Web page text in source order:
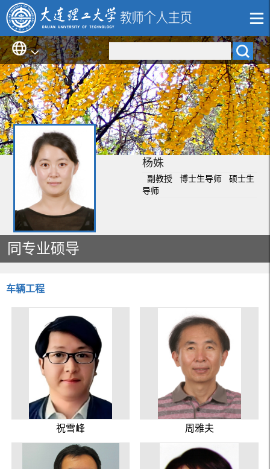
杨姝
副教授 博士生导师 硕士生
导师
同专业硕导
车辆工程
祝雪峰 周雅夫